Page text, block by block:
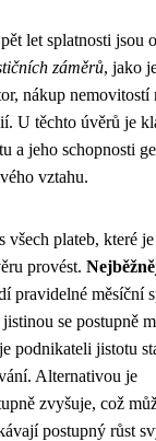
let splatnosti jsou
záměrů, jako
nákup nemovitostí
U těchto úvěrů je
a jeho schopnosti
vztahu.
všech plateb, které je
provést.
pravidelné měsíční
se postupně
podnikateli jistotu
Alternativou je
zvyšuje, což
postupný růst